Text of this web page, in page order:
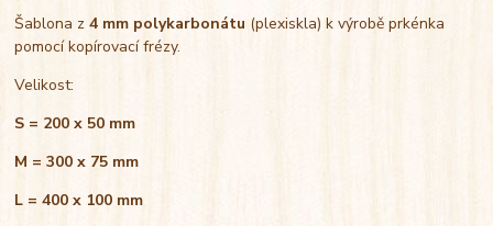
Šablona z4 mm polykarbonátu (plexiskla) k výrobě prkénka
pomocí kopírovací frézy.
Velikost:
S = 200 x 50 mm
M = 300 x 75 mm
L = 400 x 100 mm